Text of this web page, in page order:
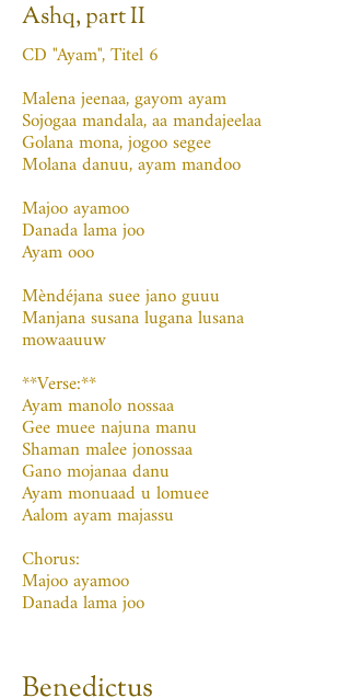
Ashq, part II
CD "Ayam", Titel 6
Malena jeenaa, gayom ayam
Sojogaa mandala, aa mandajeelaa
Golana mona, jogoo segee
Molana danuu, ayam mandoo
Majoo ayamoo
Danada lama joo
Ayam ooo
Mèndéjana suee jano guuu
Manjana susana lugana lusana
mowaauuw
**Verse:**
Ayam manolo nossaa
Gee muee najuna manu
Shaman malee jonossaa
Gano mojanaa danu
Ayam monuaad u lomuee
Aalom ayam majassu
Chorus:
Majoo ayamoo
Danada lama joo
Benedictus